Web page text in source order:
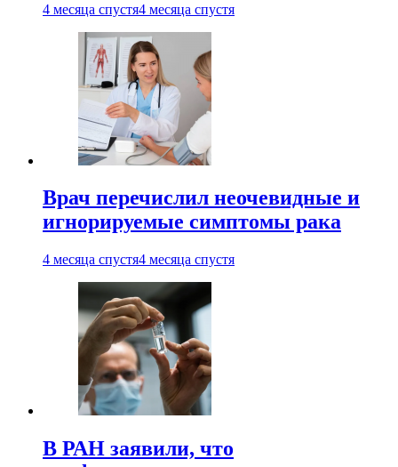
4 месяца спустя4 месяца спустя
Врач перечислил неочевидные и
игнорируемые симптомы рака
4 месяца спустя4 месяца спустя
В РАН заявили, что